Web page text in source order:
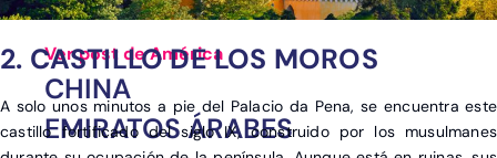
Ver post de América
CHINA
EMIRATOS ÁRABES
2. CASTILLO DE LOS MOROS
A solo unos minutos a pie del Palacio da Pena, se encuentra este
castillo fortificado del siglo IX, construido por los musulmanes